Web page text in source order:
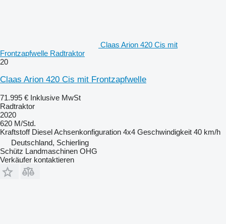
Claas Arion 420 Cis mit
Frontzapfwelle Radtraktor
20
Claas Arion 420 Cis mit Frontzapfwelle
71.995 € Inklusive MwSt
Radtraktor
2020
620 M/Std.
Kraftstoff DieselAchsenkonfiguration 4x4 Geschwindigkeit 40 km/h
Deutschland, Schierling
Schütz Landmaschinen OHG
Verkäufer kontaktieren